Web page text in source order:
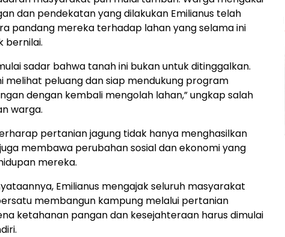
dan pendekatan yang dilakukan Emilianus telah
pandang mereka terhadap lahan yang selama ini
bernilai.
sadar bahwa tanah ini bukan untuk ditinggalkan.
melihat peluang dan siap mendukung program
dengan kembali mengolah lahan,” ungkap salah
warga.
pertanian jagung tidak hanya menghasilkan
membawa perubahan sosial dan ekonomi yang
mereka.
Emilianus mengajak seluruh masyarakat
membangun kampung melalui pertanian
ketahanan pangan dan kesejahteraan harus dimulai